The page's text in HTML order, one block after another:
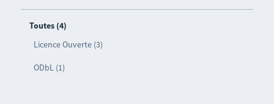
Toutes (4)
Licence Ouverte (3)
ODbL (1)